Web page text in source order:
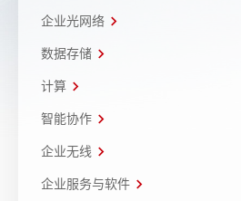
企业光网络
数据存储
计算
智能协作
企业无线
企业服务与软件